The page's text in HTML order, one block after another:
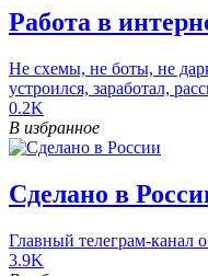
Работа в
Не схемы, не боты, не
устроился, заработал,
0.2K
В избранное
Сделано в
Главный телеграм-канал
3.9K